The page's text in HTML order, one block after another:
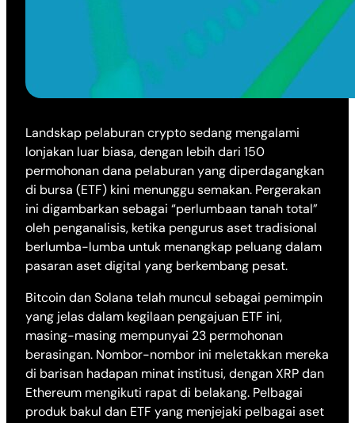
Landskap pelaburan crypto sedang mengalami
lonjakan luar biasa, dengan lebih dari 150
permohonan dana pelaburan yang diperdagangkan
di bursa (ETF) kini menunggu semakan. Pergerakan
ini digambarkan sebagai “perlumbaan tanah total”
oleh penganalisis, ketika pengurus aset tradisional
berlumba-lumba untuk menangkap peluang dalam
pasaran aset digital yang berkembang pesat.
Bitcoin dan Solana telah muncul sebagai pemimpin
yang jelas dalam kegilaan pengajuan ETF ini,
masing-masing mempunyai 23 permohonan
berasingan. Nombor-nombor ini meletakkan mereka
di barisan hadapan minat institusi, dengan XRP dan
Ethereum mengikuti rapat di belakang. Pelbagai
produk bakul dan ETF yang menjejaki pelbagai aset